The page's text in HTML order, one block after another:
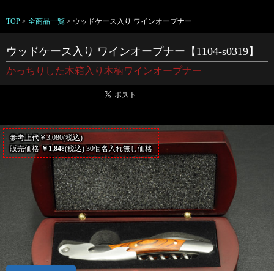
TOP > 全商品一覧 > ウッドケース入り ワインオープナー
ウッドケース入り ワインオープナー【1104-s0319】
かっちりした木箱入り木柄ワインオープナー
参考上代￥3,080(税込)
販売価格￥1,848(税込) 30個名入れ無し価格